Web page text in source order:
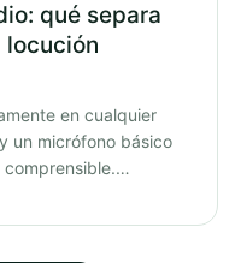
qué separa
locución
en cualquier
un micrófono básico
comprensible.…